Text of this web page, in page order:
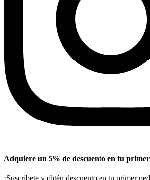
Adquiere un 5% de descuento en tu
¡Suscríbete y obtén descuento en tu primer